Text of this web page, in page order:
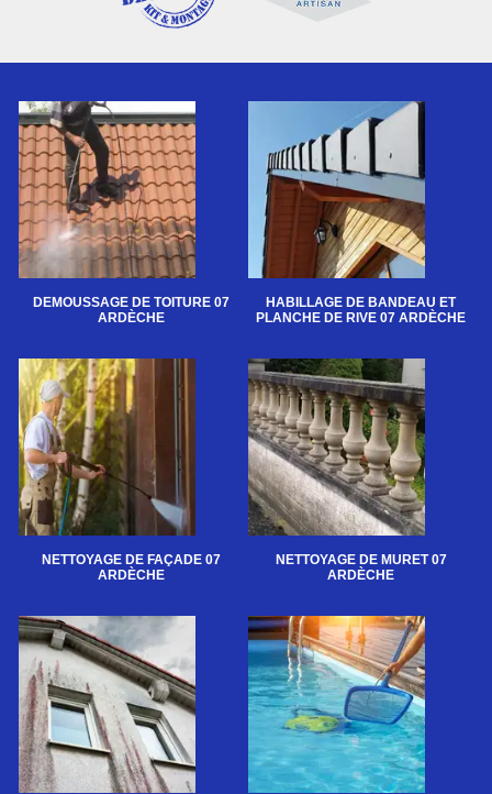
DEMOUSSAGE DE TOITURE 07
ARDÈCHE
HABILLAGE DE BANDEAU ET
PLANCHE DE RIVE 07 ARDÈCHE
NETTOYAGE DE FAÇADE 07
ARDÈCHE
NETTOYAGE DE MURET 07
ARDÈCHE